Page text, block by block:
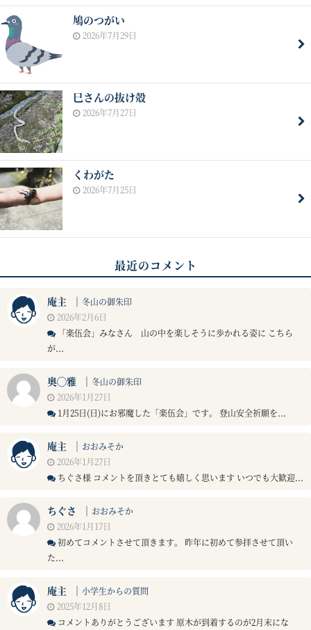
鳩のつがい
2026年7月29日
巳さんの抜け殻
2026年7月27日
くわがた
2026年7月25日
最近のコメント
庵主 ｜ 冬山の御朱印
2026年2月6日
「楽伍会」みなさん 山の中を楽しそうに歩かれる姿に こちら
が...
奥◯雅 ｜ 冬山の御朱印
2026年1月27日
1月25日(日)にお邪魔した「楽伍会」です。 登山安全祈願を...
庵主 ｜ おおみそか
2026年1月27日
ちぐさ様 コメントを頂きとても嬉しく思います いつでも大歓迎...
ちぐさ ｜ おおみそか
2026年1月17日
初めてコメントさせて頂きます。 昨年に初めて参拝させて頂い
た...
庵主 ｜ 小学生からの質問
2025年12月8日
コメントありがとうございます 原木が到着するのが2月末にな